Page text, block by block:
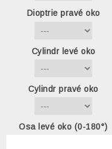
Dioptrie pravé oko
Cylindr levé oko
Cylindr pravé oko
Osa levé oko (0-180°)